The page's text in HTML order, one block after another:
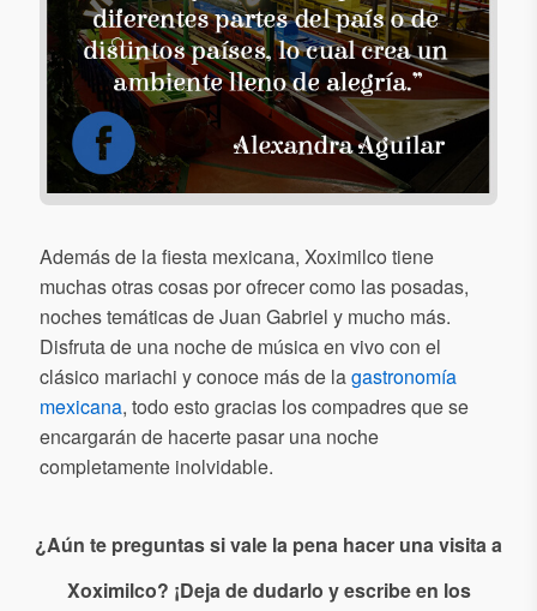
Además de la fiesta mexicana, Xoximilco tiene
muchas otras cosas por ofrecer como las posadas,
noches temáticas de Juan Gabriel y mucho más.
Disfruta de una noche de música en vivo con el
clásico mariachi y conoce más de lagastronomía
mexicana, todo esto gracias los compadres que se
encargarán de hacerte pasar una noche
completamente inolvidable.
¿Aún te preguntas si vale la pena hacer una visita a
Xoximilco? ¡Deja de dudarlo y escribe en los